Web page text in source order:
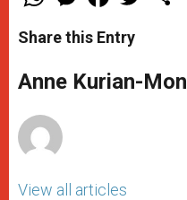
t
s
p
p
s
e
g
e
e
b
o
k
r
Share this Entry
Anne Kurian-
View all articles